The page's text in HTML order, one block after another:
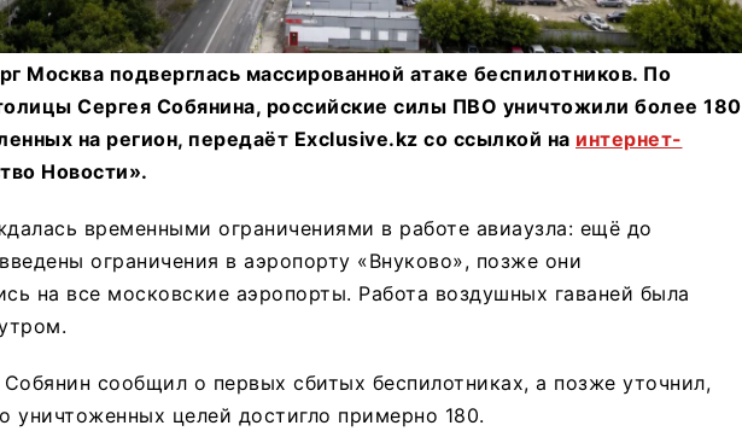
Москва подверглась массированной атаке беспилотников. По
Сергея Собянина, российские силы ПВО уничтожили более 180
на регион, передаёт Exclusive.kz со ссылкой на интернет-
Новости».
временными ограничениями в работе авиаузла: ещё до
ограничения в аэропорту «Внуково», позже они
на все московские аэропорты. Работа воздушных гаваней была
сообщил о первых сбитых беспилотниках, а позже уточнил,
уничтоженных целей достигло примерно 180.